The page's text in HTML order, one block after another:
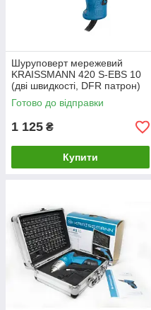
Шуруповерт мережевий
KRAISSMANN 420 S-EBS 10
(дві швидкості, DFR патрон)
Готово до відправки
1 125 ₴
Купити